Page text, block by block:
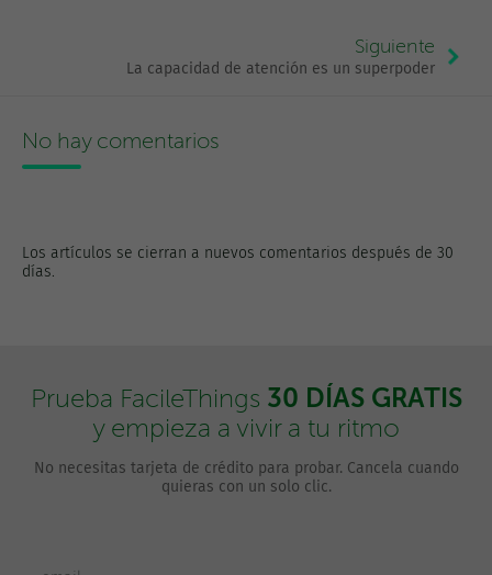
Siguiente
La capacidad de atención es un superpoder
No hay comentarios
Los artículos se cierran a nuevos comentarios después de 30
días.
Prueba FacileThings 30 DÍAS GRATIS
y empieza a vivir a tu ritmo
No necesitas tarjeta de crédito para probar. Cancela cuando
quieras con un solo clic.